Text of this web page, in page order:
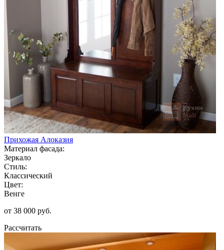
Прихожая Алоказия
Материал фасада:
Зеркало
Стиль:
Классический
Цвет:
Венге
от 38 000 руб.
Рассчитать